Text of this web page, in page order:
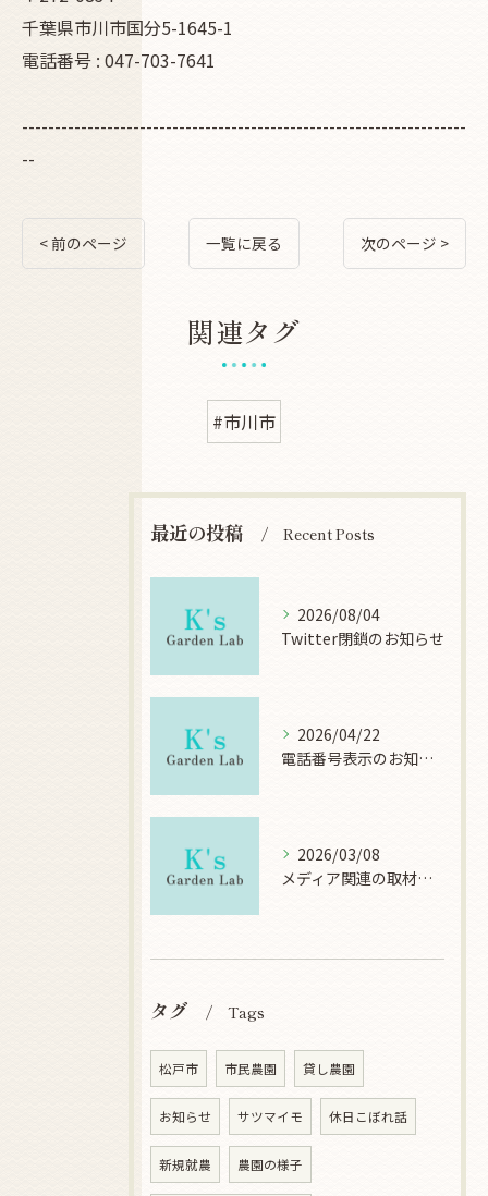
千葉県市川市国分5-1645-1
電話番号 : 047-703-7641
--------------------------------------------------------------------
--
< 前のページ 一覧に戻る 次のページ >
関連タグ
#市川市
最近の投稿 Recent Posts
2026/08/04
Twitter閉鎖のお知らせ
2026/04/22
電話番号表示のお知らせ
2026/03/08
メディア関連の取材について
タグ Tags
松戸市 市民農園 貸し農園
お知らせ サツマイモ 休日こぼれ話
新規就農 農園の様子